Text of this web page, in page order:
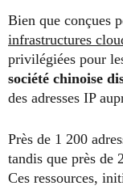
Bien que conçues
infrastructures
privilégiées pour
société chinoise
des adresses IP
Près de 1 200
tandis que près de
Ces ressources,